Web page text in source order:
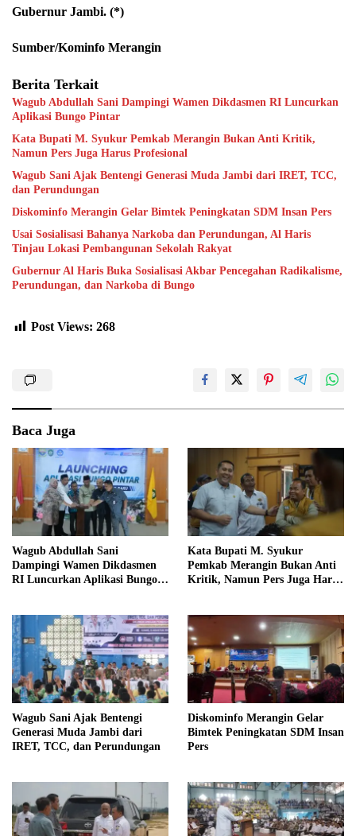
Gubernur Jambi. (*)
Sumber/Kominfo Merangin
Berita Terkait
Wagub Abdullah Sani Dampingi Wamen Dikdasmen RI Luncurkan
Aplikasi Bungo Pintar
Kata Bupati M. Syukur Pemkab Merangin Bukan Anti Kritik,
Namun Pers Juga Harus Profesional
Wagub Sani Ajak Bentengi Generasi Muda Jambi dari IRET, TCC,
dan Perundungan
Diskominfo Merangin Gelar Bimtek Peningkatan SDM Insan Pers
Usai Sosialisasi Bahanya Narkoba dan Perundungan, Al Haris
Tinjau Lokasi Pembangunan Sekolah Rakyat
Gubernur Al Haris Buka Sosialisasi Akbar Pencegahan Radikalisme,
Perundungan, dan Narkoba di Bungo
Post Views: 268
Baca Juga
Wagub Abdullah Sani
Dampingi Wamen Dikdasmen
RI Luncurkan Aplikasi Bungo
Kata Bupati M. Syukur
Pemkab Merangin Bukan Anti
Kritik, Namun Pers Juga Harus
Wagub Sani Ajak Bentengi
Generasi Muda Jambi dari
IRET, TCC, dan Perundungan
Diskominfo Merangin Gelar
Bimtek Peningkatan SDM Insan
Pers